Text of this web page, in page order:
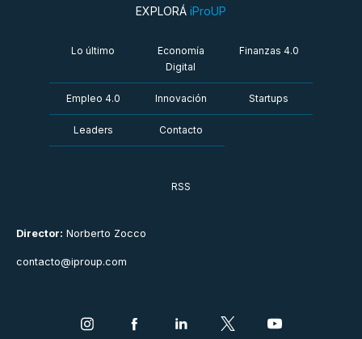
Director: Norberto Zocco
contacto@iproup.com
EXPLORÁ iProUP
Lo último
Economía
Digital
Finanzas 4.0
Empleo 4.0 Innovación Startups
Leaders Contacto
RSS